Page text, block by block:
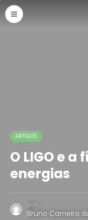
ARTIGOS
O LIGO e
energias
por
Bruno Carneiro